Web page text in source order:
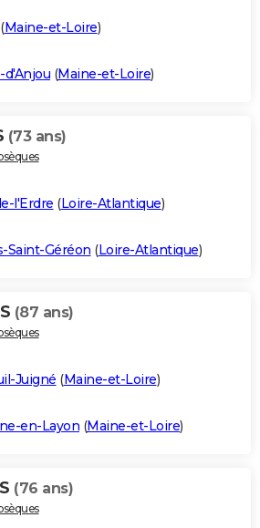
(Maine-et-Loire)
d'Anjou (Maine-et-Loire)
(73 ans)
l'Erdre (Loire-Atlantique)
Saint-Géréon (Loire-Atlantique)
(87 ans)
Juigné (Maine-et-Loire)
en-Layon (Maine-et-Loire)
(76 ans)